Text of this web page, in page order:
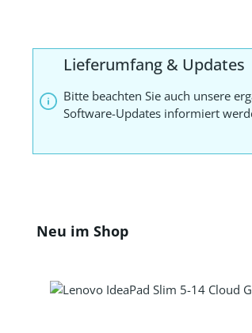
Lieferumfang & Updates
Bitte beachten Sie auch unsere
Software-Updates informiert
Produktgalerie überspringen
Neu im Shop